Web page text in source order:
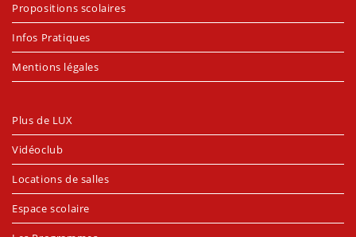
Propositions scolaires
Infos Pratiques
Mentions légales
Plus de LUX
Vidéoclub
Locations de salles
Espace scolaire